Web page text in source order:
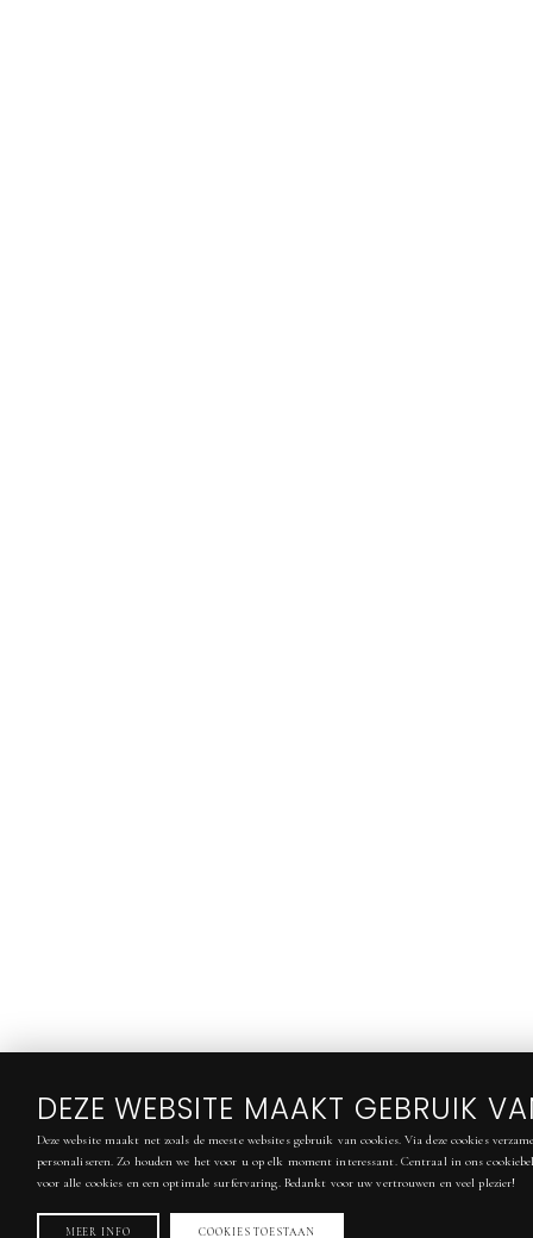
DEZE WEBSITE MAAKT GEBRUIK
Deze website maakt net zoals de meeste websites gebruik van cookies. Via deze cookies
personaliseren. Zo houden we het voor u op elk moment interessant. Centraal in ons
voor alle cookies en een optimale surfervaring. Bedankt voor uw vertrouwen en veel plezier!
MEER INFO COOKIES TOESTAAN